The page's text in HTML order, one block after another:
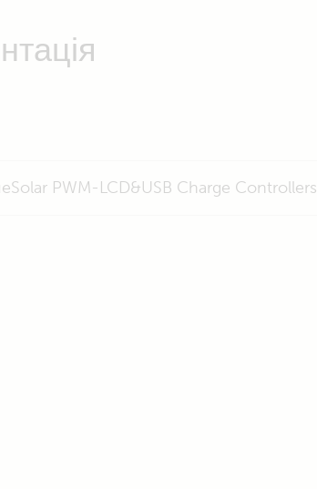
PWM-LCD&USB Charge Controllers